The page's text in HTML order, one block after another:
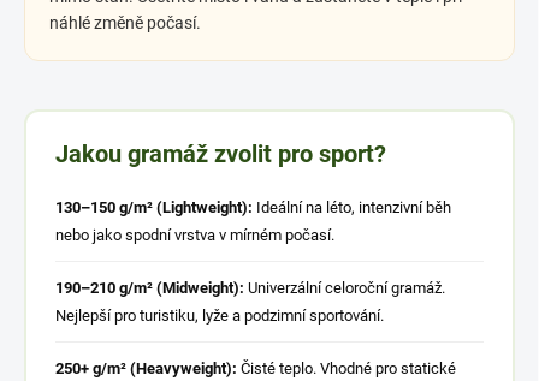
náhlé změně počasí.
Jakou gramáž zvolit pro sport?
130–150 g/m² (Lightweight): Ideální na léto, intenzivní běh
nebo jako spodní vrstva v mírném počasí.
190–210 g/m² (Midweight): Univerzální celoroční gramáž.
Nejlepší pro turistiku, lyže a podzimní sportování.
250+ g/m² (Heavyweight): Čisté teplo. Vhodné pro statické